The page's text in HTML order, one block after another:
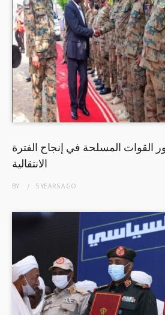
القوات المسلحة في إنجاح الفترة
الانتقالية
BY 5 YEARSAGO